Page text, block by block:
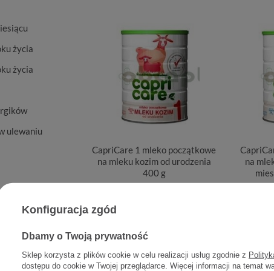
życia
życia
ulewaniu
biegunki
CapriCare 1 mleko początkowe
na mleku kozim od urodzenia
400 g
na
Konfiguracja zgód
Dbamy o Twoją prywatność
Sklep korzysta z plików cookie w celu realizacji usług zgodnie z
dostępu do cookie w Twojej przeglądarce. Więcej informacji na temat